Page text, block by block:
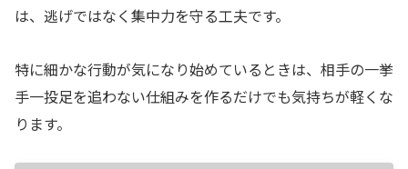
は、逃げではなく集中力を守る工夫です。
特に細かな行動が気になり始めているときは、相手の一挙
手一投足を追わない仕組みを作るだけでも気持ちが軽くな
ります。